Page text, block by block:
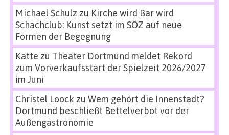
Michael Schulz zu Kirche wird Bar wird
Schachclub: Kunst setzt im SÖZ auf neue
Formen der Begegnung
Katte zu Theater Dortmund meldet Rekord
zum Vorverkaufsstart der Spielzeit 2026/2027
im Juni
Christel Loock zu Wem gehört die Innenstadt?
Dortmund beschließt Bettelverbot vor der
Außengastronomie